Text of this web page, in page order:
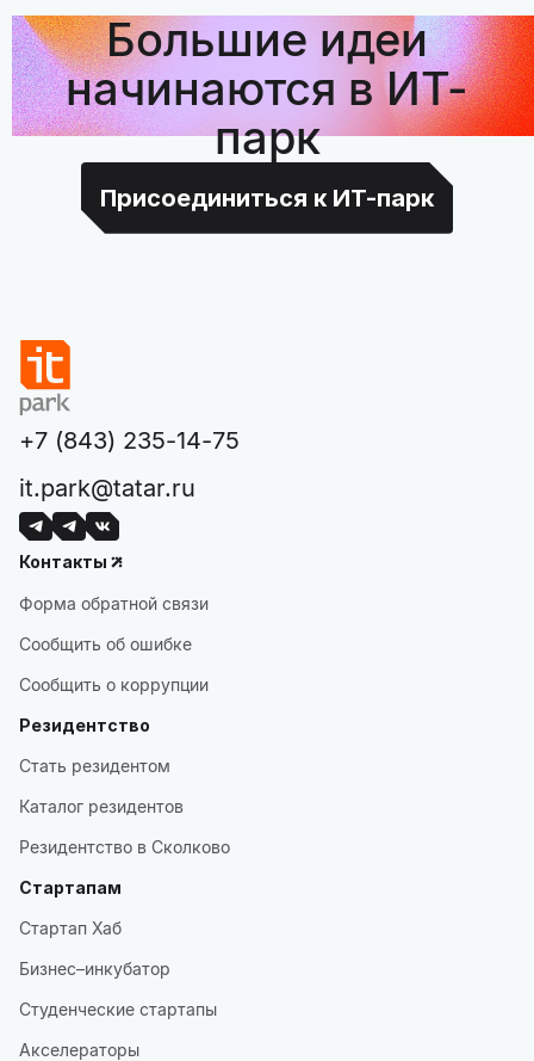
Большие идеи
начинаются в ИТ-
парк
Присоединиться к ИТ-парк
+7 (843) 235-14-75
it.park@tatar.ru
Контакты
Форма обратной связи
Сообщить об ошибке
Сообщить о коррупции
Резидентство
Стать резидентом
Каталог резидентов
Резидентство в Сколково
Стартапам
Стартап Хаб
Бизнес–инкубатор
Студенческие стартапы
Акселераторы